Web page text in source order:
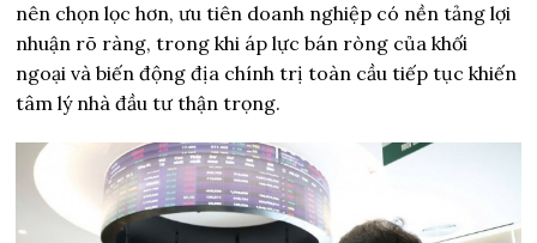
nên chọn lọc hơn, ưu tiên doanh nghiệp có nền tảng lợi
nhuận rõ ràng, trong khi áp lực bán ròng của khối
ngoại và biến động địa chính trị toàn cầu tiếp tục khiến
tâm lý nhà đầu tư thận trọng.